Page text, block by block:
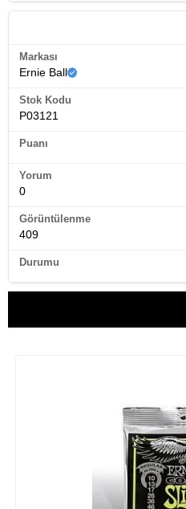
Markası
Ernie Ball
Stok Kodu
P03121
Puanı
Yorum
0
Görüntülenme
409
Durumu